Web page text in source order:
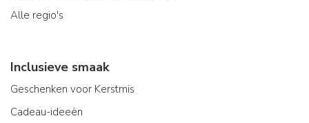
Alle regio's
Inclusieve smaak
Geschenken voor Kerstmis
Cadeau-ideeën